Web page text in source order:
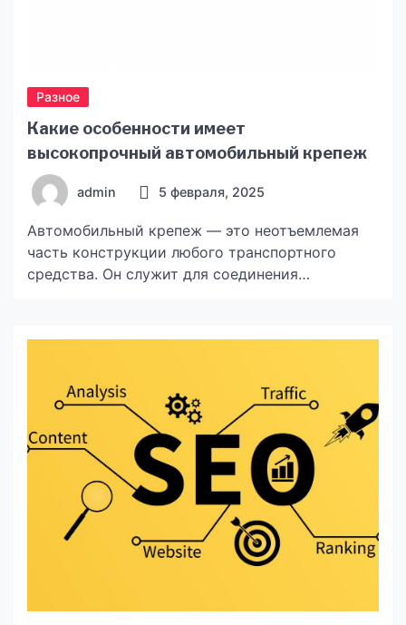
Разное
Какие особенности имеет
высокопрочный автомобильный крепеж
admin 5 февраля, 2025
Автомобильный крепеж — это неотъемлемая
часть конструкции любого транспортного
средства. Он служит для соединения
за безопасность при эксплуатации. Однако,
высокопрочный крепеж на сайте Auto Krepez
выделяется особой ролью. Он используется в
самых критичных для безопасности и
долговечности автомобилях местах, где […]